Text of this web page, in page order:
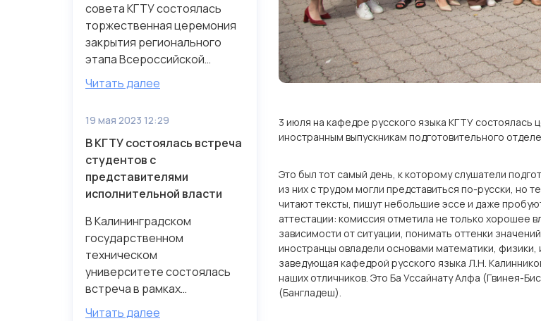
совета КГТУ состоялась
торжественная церемония
закрытия регионального
этапа Всероссийской
олимп...
Читать далее
19 мая 2023 12:29
В КГТУ состоялась встреча
студентов с
представителями
исполнительной власти
В Калининградском
государственном
техническом
университете состоялась
встреча в рамках
реализации проекта «Гос...
Читать далее
3 июля на кафедре русского языка КГТУ состоялась
иностранным выпускникам подготовительного
Это был тот самый день, к которому слушатели
из них с трудом могли представиться по-русски, но
читают тексты, пишут небольшие эссе и даже
аттестации: комиссия отметила не только хорошее
зависимости от ситуации, понимать оттенки
иностранцы овладели основами математики,
заведующая кафедрой русского языка Л.Н.
наших отличников. Это Ба Уссайнату Алфа (Гвинея-
(Бангладеш).